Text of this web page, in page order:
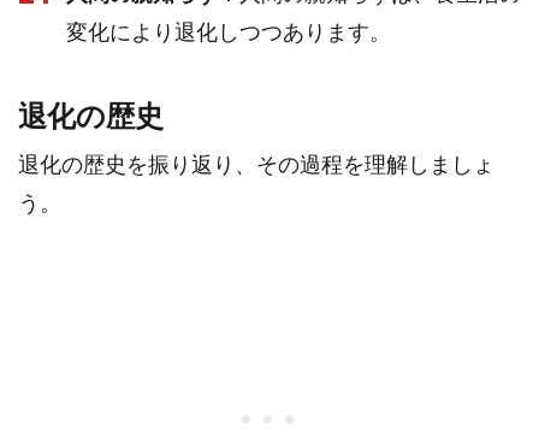
変化により退化しつつあります。
退化の歴史
退化の歴史を振り返り、その過程を理解しましょ
う。